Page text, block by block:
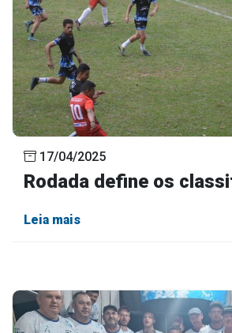
17/04/2025
Rodada define os
Leia mais